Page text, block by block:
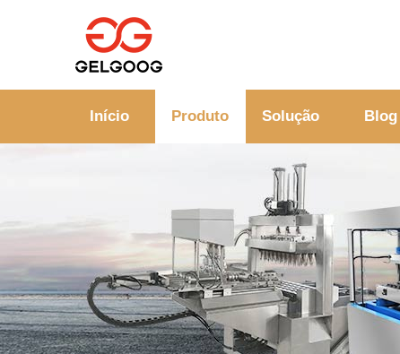
Início Produto Solução Blog